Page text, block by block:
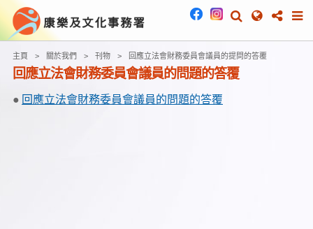
主頁 關於我們 刊物 回應立法會財務委員會議員的提問的答覆
回應立法會財務委員會議員的問題的答覆
回應立法會財務委員會議員的問題的答覆